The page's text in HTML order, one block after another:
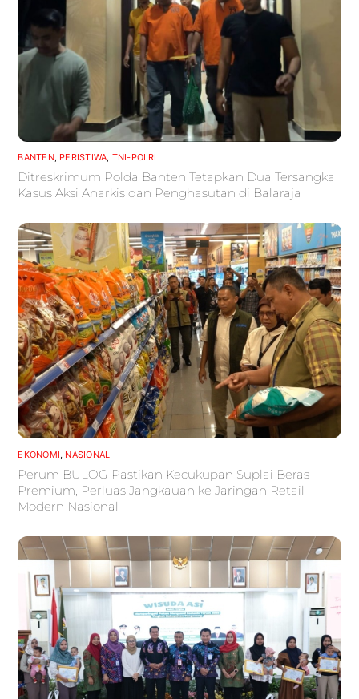
BANTEN, PERISTIWA, TNI-POLRI
Ditreskrimum Polda Banten Tetapkan Dua Tersangka
Kasus Aksi Anarkis dan Penghasutan di Balaraja
EKONOMI, NASIONAL
Perum BULOG Pastikan Kecukupan Suplai Beras
Premium, Perluas Jangkauan ke Jaringan Retail
Modern Nasional